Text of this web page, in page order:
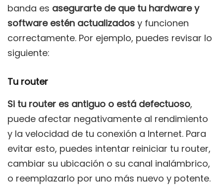
banda es asegurarte de que tu hardware y
software estén actualizados y funcionen
correctamente. Por ejemplo, puedes revisar lo
siguiente:
Tu router
Si tu router es antiguo o está defectuoso,
puede afectar negativamente al rendimiento
y la velocidad de tu conexión a Internet. Para
evitar esto, puedes intentar reiniciar tu router,
cambiar su ubicación o su canal inalámbrico,
o reemplazarlo por uno más nuevo y potente.